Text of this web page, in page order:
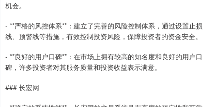
机会。
- **严格的风控体系**：建立了完善的风险控制体系，通过设置止损
线、预警线等措施，有效控制投资风险，保障投资者的资金安全。
- **良好的用户口碑**：在市场上拥有较高的知名度和良好的用户口
碑，许多投资者对其服务质量和投资收益表示满意。
### 长宏网